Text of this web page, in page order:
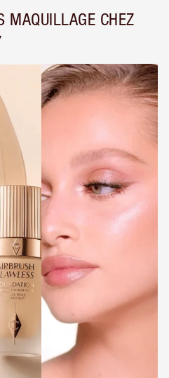
MAQUILLAGE CHEZ